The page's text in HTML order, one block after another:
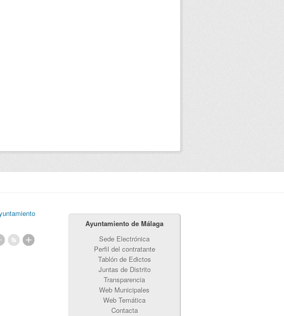
Ayuntamiento de Málaga
Sede Electrónica
Perfil del contratante
Tablón de Edictos
Juntas de Distrito
Transparencia
Web Municipales
Web Temática
Contacta